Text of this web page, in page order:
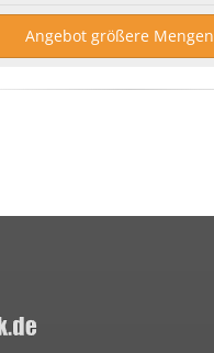
Angebot größere Mengen